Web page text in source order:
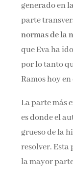
generado en
parte
normas de la
que Eva ha
por lo tanto
Ramos hoy
La parte más
es donde el
grueso de la
resolver. Esta
la mayor